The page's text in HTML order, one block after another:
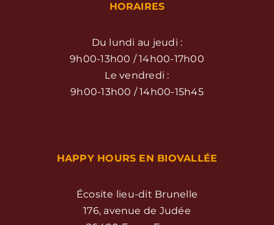
HORAIRES
Du lundi au jeudi :
9h00-13h00 / 14h00-17h00
Le vendredi :
9h00-13h00 / 14h00-15h45
HAPPY HOURS EN BIOVALLÉE
Écosite lieu-dit Brunelle
176, avenue de Judée